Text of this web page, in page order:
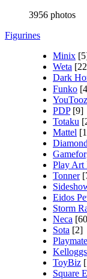
3956 photos
Figurines
Minix
Weta
Dark
Funko
YouTooz
PDP [9]
Totaku
Mattel
Play Art
Tonner
Eidos
Storm
Neca
Sota [2]
Kelloggs
ToyBiz
Square